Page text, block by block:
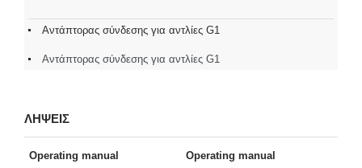
Αντάπτορας σύνδεσης για αντλίες G1
Αντάπτορας σύνδεσης για αντλίες G1
ΛΗΨΕΙΣ
Operating manual Operating manual